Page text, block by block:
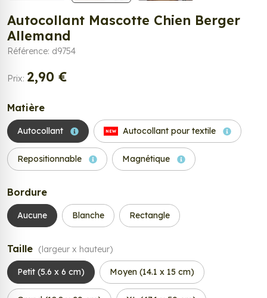
Autocollant Mascotte Chien Berger
Allemand
Référence: d9754
Prix: 2,90 €
Matière
Autocollant NEW Autocollant pour textile
Repositionnable Magnétique
Bordure
Aucune Blanche Rectangle
Taille (largeur x hauteur)
Petit (5.6 x 6 cm) Moyen (14.1 x 15 cm)